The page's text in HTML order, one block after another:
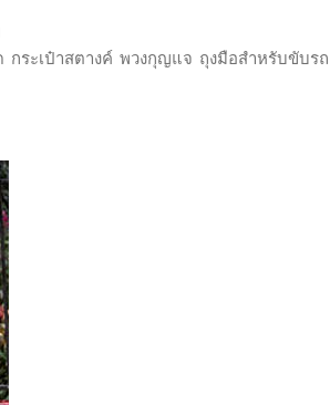
กระเป๋าสตางค์ พวงกุญแจ ถุงมือสำหรับขับรถ